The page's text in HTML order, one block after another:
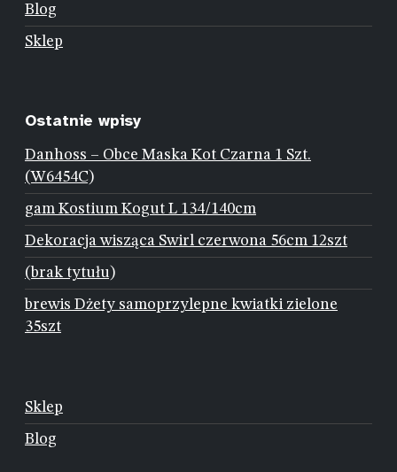
Blog
Sklep
Ostatnie wpisy
Danhoss – Obce Maska Kot Czarna 1 Szt.
(W6454C)
gam Kostium Kogut L 134/140cm
Dekoracja wisząca Swirl czerwona 56cm 12szt
(brak tytułu)
brewis Dżety samoprzylepne kwiatki zielone
35szt
Sklep
Blog